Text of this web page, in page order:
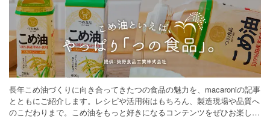
長年こめ油づくりに向き合ってきたつの食品の魅力を、macaroniの記事
とともにご紹介します。レシピや活用術はもちろん、製造現場や品質へ
のこだわりまで。こめ油をもっと好きになるコンテンツをぜひお楽しみ